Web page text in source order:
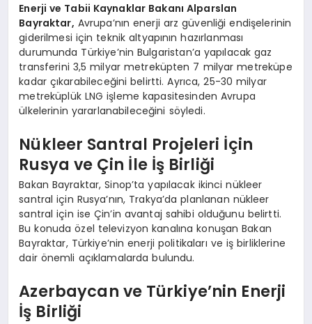
Enerji ve Tabii Kaynaklar Bakanı Alparslan
Bayraktar, Avrupa’nın enerji arz güvenliği endişelerinin
giderilmesi için teknik altyapının hazırlanması
durumunda Türkiye’nin Bulgaristan’a yapılacak gaz
transferini 3,5 milyar metreküpten 7 milyar metreküpe
kadar çıkarabileceğini belirtti. Ayrıca, 25-30 milyar
metreküplük LNG işleme kapasitesinden Avrupa
ülkelerinin yararlanabileceğini söyledi.
Nükleer Santral Projeleri İçin
Rusya ve Çin İle İş Birliği
Bakan Bayraktar, Sinop’ta yapılacak ikinci nükleer
santral için Rusya’nın, Trakya’da planlanan nükleer
santral için ise Çin’in avantaj sahibi olduğunu belirtti.
Bu konuda özel televizyon kanalına konuşan Bakan
Bayraktar, Türkiye’nin enerji politikaları ve iş birliklerine
dair önemli açıklamalarda bulundu.
Azerbaycan ve Türkiye’nin Enerji
İş Birliği